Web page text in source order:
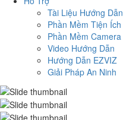
Tài Liệu Hướng Dẫn
Phần Mềm Tiện Ích
Phần Mềm Camera
Video Hướng Dẫn
Hướng Dẫn EZVIZ
Giải Pháp An Ninh